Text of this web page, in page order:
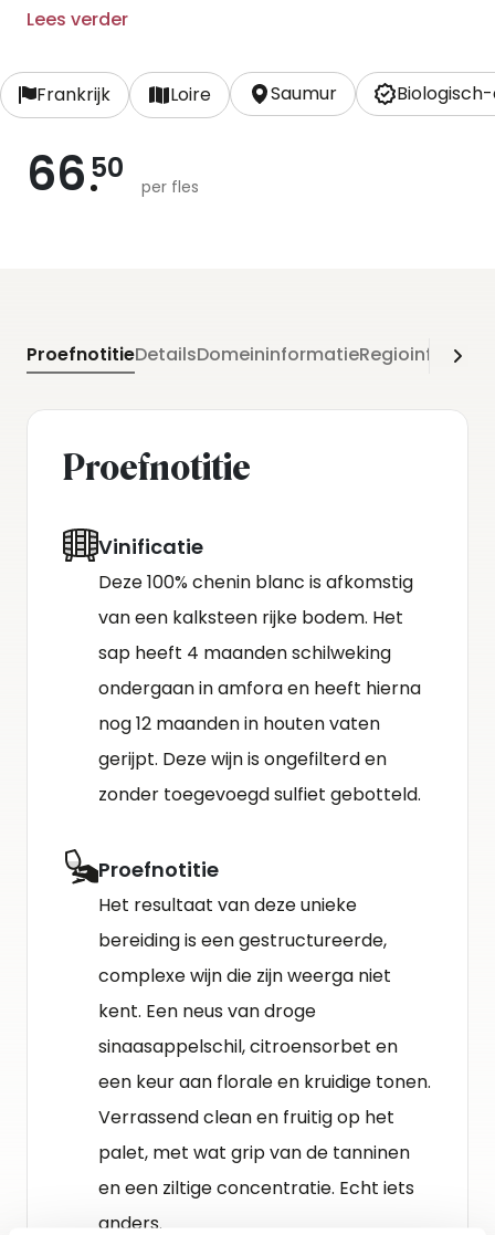
nog 12 maanden in houten vaten gerijpt. Deze wijn
gebotteld.
Lees verder
Frankrijk Loire Saumur
66 50
per fles
ProefnotitieDetailsDomeininformatie
Proefnotitie
Vinificatie
Deze 100% chenin blanc is afkomstig
van een kalksteen rijke bodem. Het
sap heeft 4 maanden schilweking
ondergaan in amfora en heeft hierna
nog 12 maanden in houten vaten
gerijpt. Deze wijn is ongefilterd en
zonder toegevoegd sulfiet gebotteld.
Proefnotitie
Het resultaat van deze unieke
bereiding is een gestructureerde,
complexe wijn die zijn weerga niet
kent. Een neus van droge
sinaasappelschil, citroensorbet en
een keur aan florale en kruidige tonen.
Verrassend clean en fruitig op het
palet, met wat grip van de tanninen
en een ziltige concentratie. Echt iets
anders.